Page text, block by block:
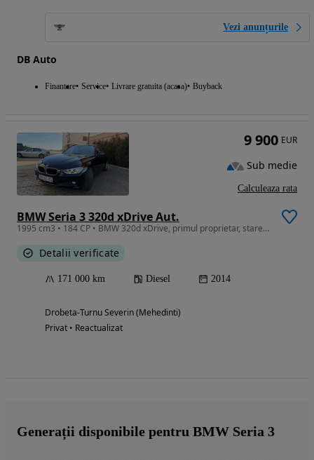
Vezi anunțurile
DB Auto
Finantare Service Livrare gratuita (acasa) Buyback
BMW Seria 3 320d xDrive Aut.
1995 cm3 • 184 CP • BMW 320d xDrive, primul proprietar, stare perfecta
Detalii verificate
171 000 km Diesel 2014
Drobeta-Turnu Severin (Mehedinti)
Privat • Reactualizat
9 900 EUR
Sub medie
Calculeaza rata
Generații disponibile pentru BMW Seria 3